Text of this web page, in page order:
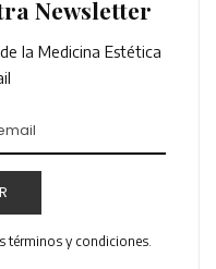
Newsletter
la Medicina Estética
términos y condiciones.